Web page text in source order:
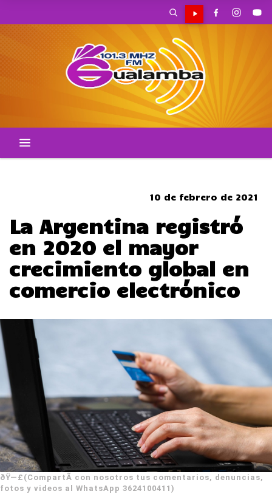
10 de febrero de 2021
La Argentina registró
en 2020 el mayor
crecimiento global en
comercio electrónico
ðŸ—£(CompartÃ­ con nosotros tus comentarios, denuncias,
fotos y videos al WhatsApp 3624100411)